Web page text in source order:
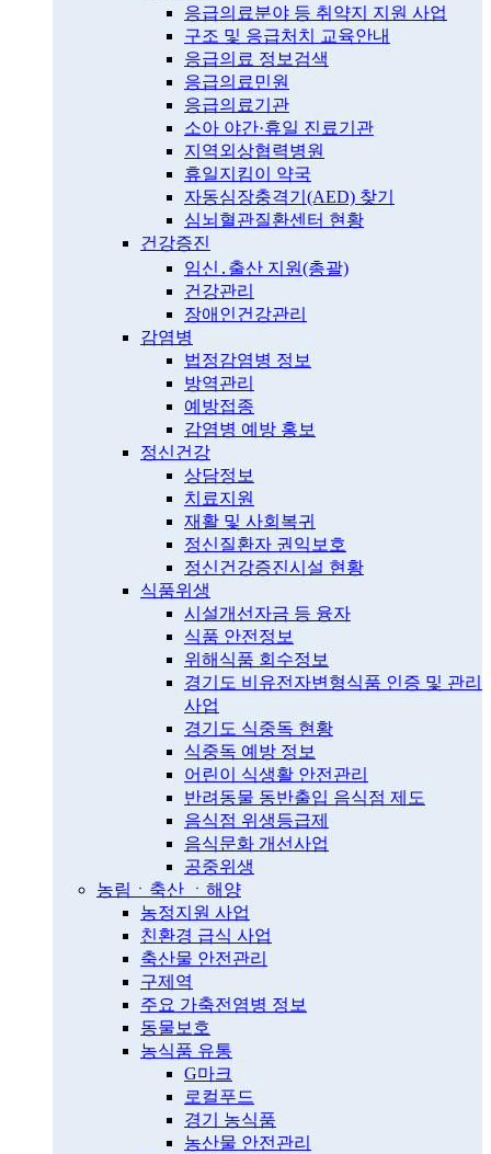
응급의료분야 등 취약지 지원 사업
구조 및 응급처치 교육안내
응급의료 정보검색
응급의료민원
응급의료기관
소아 야간·휴일 진료기관
지역외상협력병원
휴일지킴이 약국
자동심장충격기(AED) 찾기
심뇌혈관질환센터 현황
건강증진
임신․출산 지원(총괄)
건강관리
장애인건강관리
감염병
법정감염병 정보
방역관리
예방접종
감염병 예방 홍보
정신건강
상담정보
치료지원
재활 및 사회복귀
정신질환자 권익보호
정신건강증진시설 현황
식품위생
시설개선자금 등 융자
식품 안전정보
위해식품 회수정보
경기도 비유전자변형식품 인증 및 관리
사업
경기도 식중독 현황
식중독 예방 정보
어린이 식생활 안전관리
반려동물 동반출입 음식점 제도
음식점 위생등급제
음식문화 개선사업
공중위생
농림ㆍ축산 ㆍ해양
농정지원 사업
친환경 급식 사업
축산물 안전관리
구제역
주요 가축전염병 정보
동물보호
농식품 유통
G마크
로컬푸드
경기 농식품
농산물 안전관리